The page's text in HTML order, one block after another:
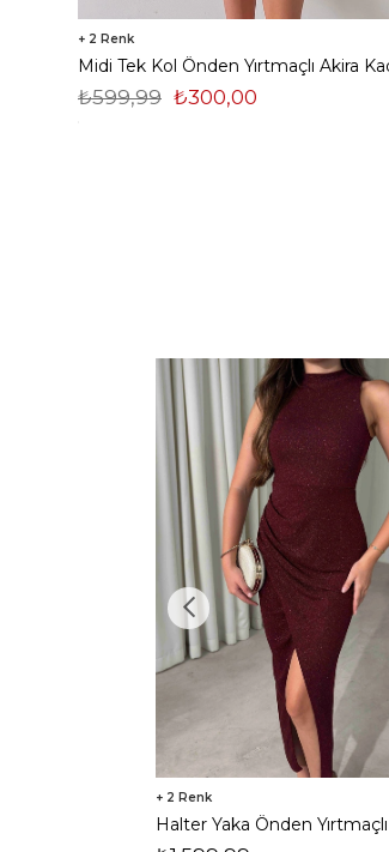
2
₺300,00
₺599,99
2